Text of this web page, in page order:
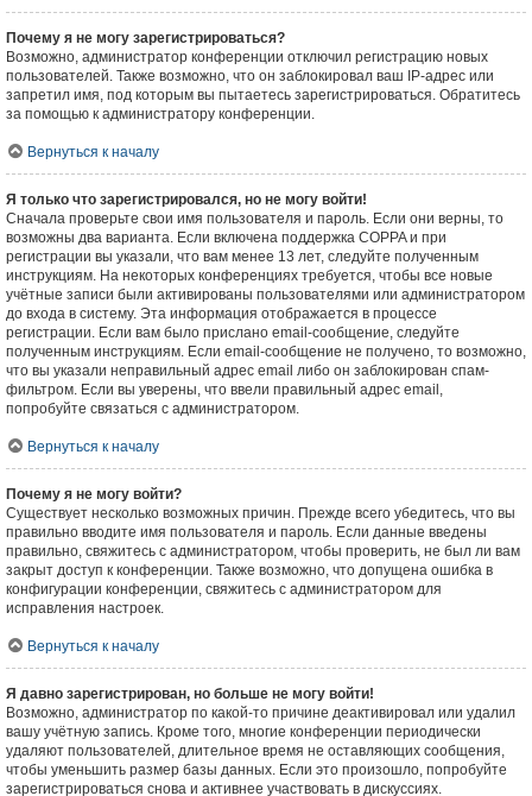
Почему я не могу зарегистрироваться?
Возможно, администратор конференции отключил регистрацию новых
пользователей. Также возможно, что он заблокировал ваш IP-адрес или
запретил имя, под которым вы пытаетесь зарегистрироваться. Обратитесь
за помощью к администратору конференции.
Вернуться к началу
Я только что зарегистрировался, но не могу войти!
Сначала проверьте свои имя пользователя и пароль. Если они верны, то
возможны два варианта. Если включена поддержка COPPA и при
регистрации вы указали, что вам менее 13 лет, следуйте полученным
инструкциям. На некоторых конференциях требуется, чтобы все новые
учётные записи были активированы пользователями или администратором
до входа в систему. Эта информация отображается в процессе
регистрации. Если вам было прислано email-сообщение, следуйте
полученным инструкциям. Если email-сообщение не получено, то возможно,
что вы указали неправильный адрес email либо он заблокирован спам-
фильтром. Если вы уверены, что ввели правильный адрес email,
попробуйте связаться с администратором.
Вернуться к началу
Почему я не могу войти?
Существует несколько возможных причин. Прежде всего убедитесь, что вы
правильно вводите имя пользователя и пароль. Если данные введены
правильно, свяжитесь с администратором, чтобы проверить, не был ли вам
закрыт доступ к конференции. Также возможно, что допущена ошибка в
конфигурации конференции, свяжитесь с администратором для
исправления настроек.
Вернуться к началу
Я давно зарегистрирован, но больше не могу войти!
Возможно, администратор по какой-то причине деактивировал или удалил
вашу учётную запись. Кроме того, многие конференции периодически
удаляют пользователей, длительное время не оставляющих сообщения,
чтобы уменьшить размер базы данных. Если это произошло, попробуйте
зарегистрироваться снова и активнее участвовать в дискуссиях.